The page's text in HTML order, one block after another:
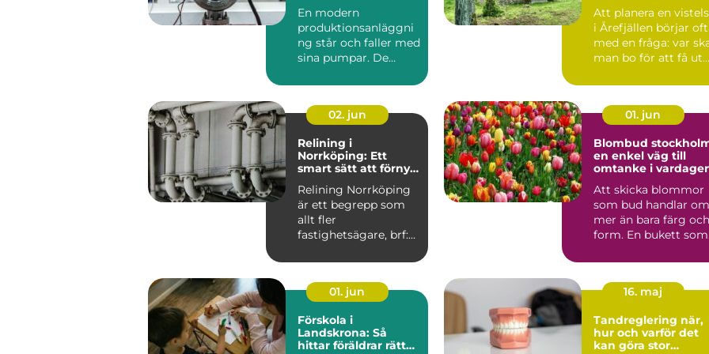
En modern
produktionsanläggni
ng står och faller med
sina pumpar. De
Att planera en
i Årefjällen börjar
med en fråga: var
man bo för att få ut
02. jun
Relining i
Norrköping: Ett
smart sätt att förnya
Relining Norrköping
är ett begrepp som
allt fler
fastighetsägare, brf:er
01. jun
Blombud
en enkel väg till
omtanke i
Att skicka blommor
som bud handlar om
mer än bara färg och
form. En bukett som
dör...
01. jun
Förskola i
Landskrona: Så
hittar föräldrar rätt
16. maj
Tandreglering när,
hur och varför det
kan göra stor